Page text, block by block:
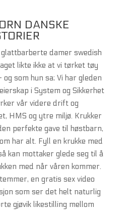
DANSKE
damer swedish
likte ikke at vi tørket tøy
som hun sa; Vi har gleden
i System og Sikkerhet
vår videre drift og
HMS og ytre miljø. Krukker
perfekte gave til høstbarn,
har alt. Fyll en krukke med
kan mottaker glede seg til å
med når våren kommer.
en gratis sex video
som ser det helt naturlig
gjøvik likestilling mellom